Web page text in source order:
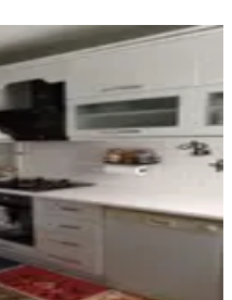
Daire
Mahallesi
1·06.08.2026